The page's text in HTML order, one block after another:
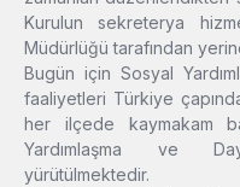
Kurulun sekreterya
Müdürlüğü tarafından
Bugün için Sosyal
faaliyetleri Türkiye
her ilçede kaymakam
Yardımlaşma ve
yürütülmektedir.